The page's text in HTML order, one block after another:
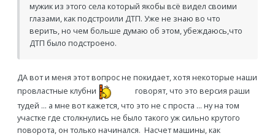
мужик из этого села который якобы всё видел своими
глазами, как подстроили ДТП. Уже не знаю во что
верить, но чем больше думаю об этом, убеждаюсь,что
ДТП было подстроено.
ДА вот и меня этот вопрос не покидает, хотя некоторые наши
провластные клубни
говорят, что это версия раши
тудей ... а мне вот кажется, что это не с проста ... ну на том
участке где столкнулись не было такого уж сильно крутого
поворота, он только начинался. Насчет машины, как